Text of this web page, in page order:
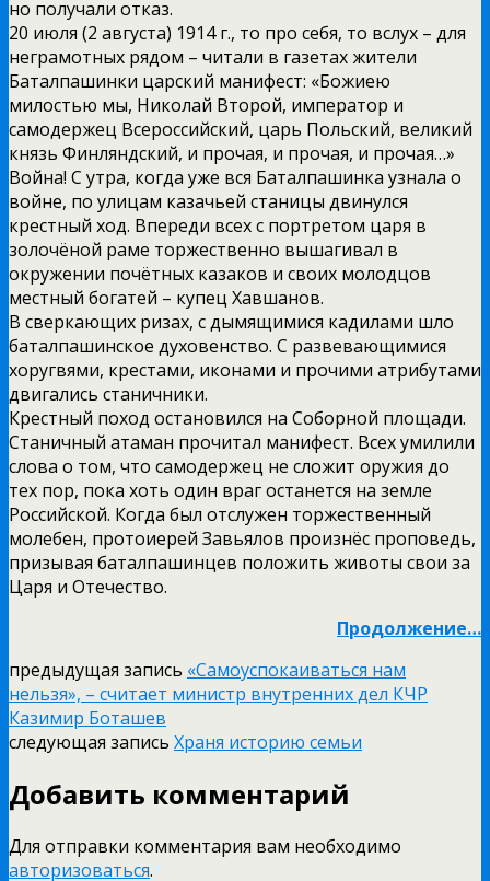
но получали отказ.
20 июля (2 августа) 1914 г., то про себя, то вслух – для
неграмотных рядом – читали в газетах жители
Баталпашинки царский манифест: «Божиею
милостью мы, Николай Второй, император и
самодержец Всероссийский, царь Польский, великий
князь Финляндский, и прочая, и прочая, и прочая…»
Война! С утра, когда уже вся Баталпашинка узнала о
войне, по улицам казачьей станицы двинулся
крестный ход. Впереди всех с портретом царя в
золочёной раме торжественно вышагивал в
окружении почётных казаков и своих молодцов
местный богатей – купец Хавшанов.
В сверкающих ризах, с дымящимися кадилами шло
баталпашинское духовенство. С развевающимися
хоругвями, крестами, иконами и прочими атрибутами
двигались станичники.
Крестный поход остановился на Соборной площади.
Станичный атаман прочитал манифест. Всех умилили
слова о том, что самодержец не сложит оружия до
тех пор, пока хоть один враг останется на земле
Российской. Когда был отслужен торжественный
молебен, протоиерей Завьялов произнёс проповедь,
призывая баталпашинцев положить животы свои за
Царя и Отечество.
Продолжение…
предыдущая запись «Самоуспокаиваться нам
нельзя», – считает министр внутренних дел КЧР
Казимир Боташев
следующая запись Храня историю семьи
Добавить комментарий
Для отправки комментария вам необходимо
авторизоваться.